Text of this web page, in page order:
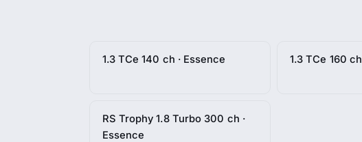
1.3 TCe 140 ch · Essence 1.3 TCe 160
RS Trophy 1.8 Turbo 300 ch ·
Essence